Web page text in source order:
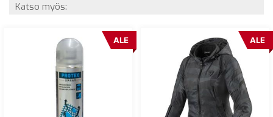
Katso myös:
ALE ALE